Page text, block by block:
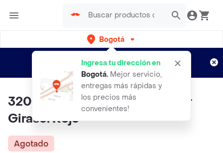
Bogotá
Ingresa tu dirección en
Bogotá. Mejor servicio,
entregas más rápidas y
los precios más
convenientes!
envíos gratis por semanas
Aplican TyC
320 Semillas Orgánicas De Flor
Girasol Rojo
Agotado